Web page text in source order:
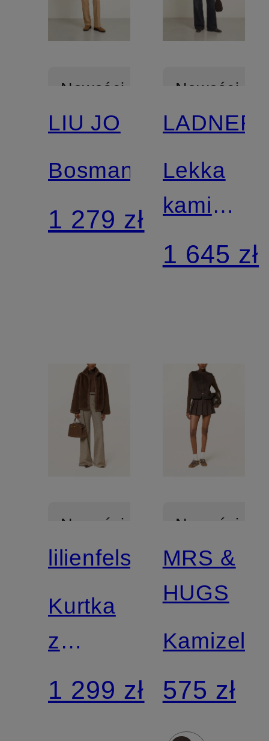
Nowości
LIU JO
Bosmanka
1 279 zł
Nowości
LADNERI
Lekka
kamizelka
puchowa
AURAY
1 645 zł
Nowości
lilienfels
Kurtka
z
sztucznego
futra,
1 299 zł
Nowości
MRS &
HUGS
575 zł